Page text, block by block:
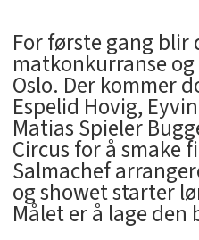
For første gang blir
matkonkurranse
Oslo. Der kommer
Espelid Hovig,
Matias Spieler
Circus for å smake
Salmachef
og showet starter
Målet er å lage